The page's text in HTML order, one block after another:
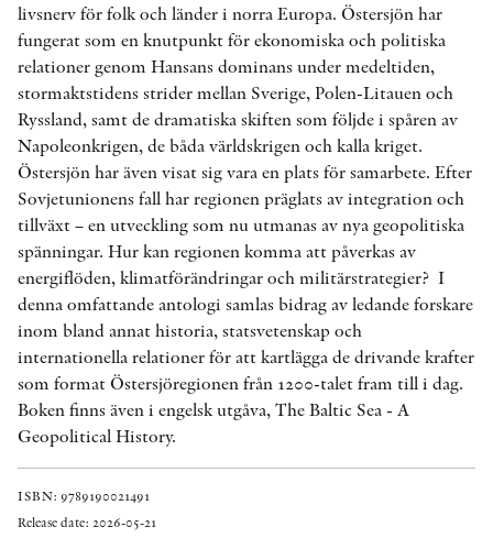
livsnerv för folk och länder i norra Europa. Östersjön har
fungerat som en knutpunkt för ekonomiska och politiska
relationer genom Hansans dominans under medeltiden,
stormaktstidens strider mellan Sverige, Polen-Litauen och
Ryssland, samt de dramatiska skiften som följde i spåren av
Napoleonkrigen, de båda världskrigen och kalla kriget.
Östersjön har även visat sig vara en plats för samarbete. Efter
Sovjetunionens fall har regionen präglats av integration och
tillväxt – en utveckling som nu utmanas av nya geopolitiska
spänningar. Hur kan regionen komma att påverkas av
energiflöden, klimatförändringar och militärstrategier? I
denna omfattande antologi samlas bidrag av ledande forskare
inom bland annat historia, statsvetenskap och
internationella relationer för att kartlägga de drivande krafter
som format Östersjöregionen från 1200-talet fram till i dag.
Boken finns även i engelsk utgåva, The Baltic Sea - A
Geopolitical History.
ISBN: 9789190021491
Release date: 2026-05-21